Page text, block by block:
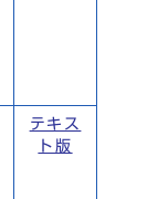
テキス
ト版